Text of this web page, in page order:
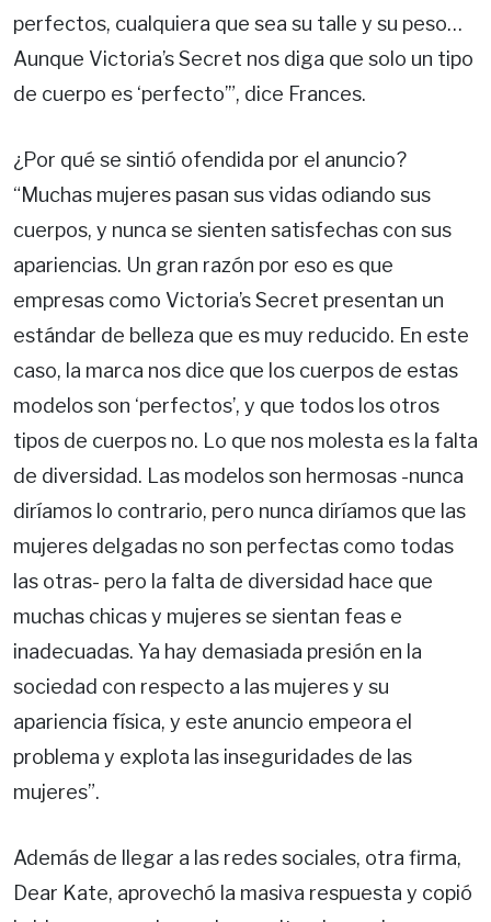
perfectos, cualquiera que sea su talle y su peso…
Aunque Victoria’s Secret nos diga que solo un tipo
de cuerpo es ‘perfecto’”, dice Frances.
¿Por qué se sintió ofendida por el anuncio?
“Muchas mujeres pasan sus vidas odiando sus
cuerpos, y nunca se sienten satisfechas con sus
apariencias. Un gran razón por eso es que
empresas como Victoria’s Secret presentan un
estándar de belleza que es muy reducido. En este
caso, la marca nos dice que los cuerpos de estas
modelos son ‘perfectos’, y que todos los otros
tipos de cuerpos no. Lo que nos molesta es la falta
de diversidad. Las modelos son hermosas -nunca
diríamos lo contrario, pero nunca diríamos que las
mujeres delgadas no son perfectas como todas
las otras- pero la falta de diversidad hace que
muchas chicas y mujeres se sientan feas e
inadecuadas. Ya hay demasiada presión en la
sociedad con respecto a las mujeres y su
apariencia física, y este anuncio empeora el
problema y explota las inseguridades de las
mujeres”.
Además de llegar a las redes sociales, otra firma,
Dear Kate, aprovechó la masiva respuesta y copió